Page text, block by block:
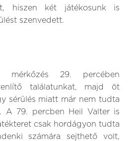
hiszen két játékosunk is
szenvedett.
29. percében
találatunkat, majd öt
sérülés miatt már nem tudta
A 79. percben Heil Valter is
csak hordágyon tudta
számára sejthető volt,